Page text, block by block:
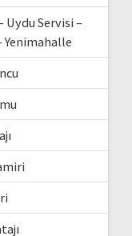
Uydu Servisi –
Yenimahalle